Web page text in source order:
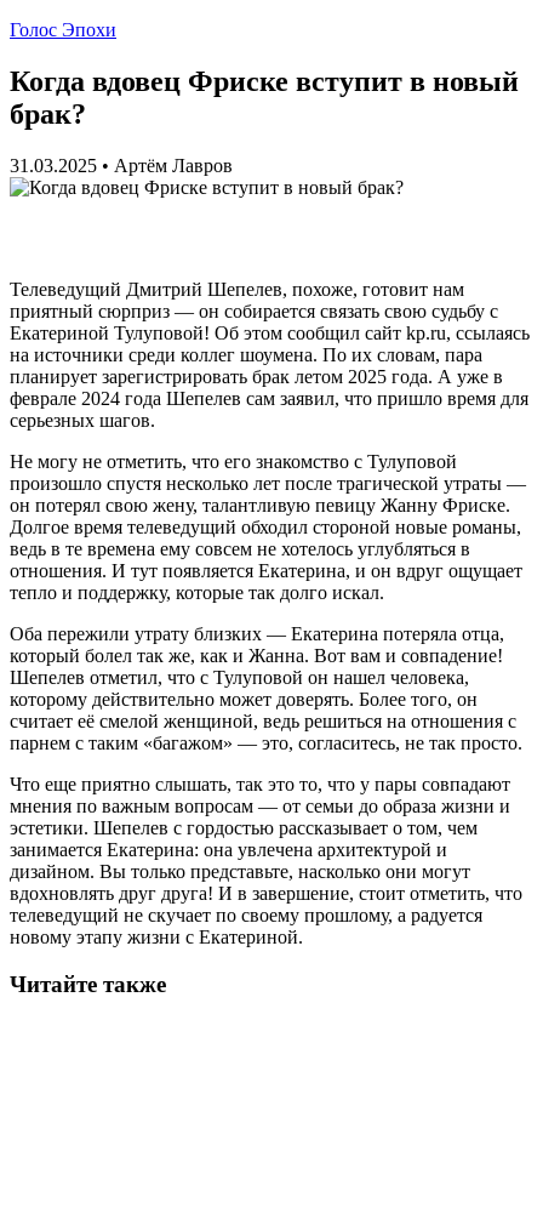
Голос Эпохи
Когда вдовец Фриске вступит в новый
брак?
31.03.2025 • Артём Лавров
Телеведущий Дмитрий Шепелев, похоже, готовит нам
приятный сюрприз — он собирается связать свою судьбу с
Екатериной Тулуповой! Об этом сообщил сайт kp.ru, ссылаясь
на источники среди коллег шоумена. По их словам, пара
планирует зарегистрировать брак летом 2025 года. А уже в
феврале 2024 года Шепелев сам заявил, что пришло время для
серьезных шагов.
Не могу не отметить, что его знакомство с Тулуповой
произошло спустя несколько лет после трагической утраты —
он потерял свою жену, талантливую певицу Жанну Фриске.
Долгое время телеведущий обходил стороной новые романы,
ведь в те времена ему совсем не хотелось углубляться в
отношения. И тут появляется Екатерина, и он вдруг ощущает
тепло и поддержку, которые так долго искал.
Оба пережили утрату близких — Екатерина потеряла отца,
который болел так же, как и Жанна. Вот вам и совпадение!
Шепелев отметил, что с Тулуповой он нашел человека,
которому действительно может доверять. Более того, он
считает её смелой женщиной, ведь решиться на отношения с
парнем с таким «багажом» — это, согласитесь, не так просто.
Что еще приятно слышать, так это то, что у пары совпадают
мнения по важным вопросам — от семьи до образа жизни и
эстетики. Шепелев с гордостью рассказывает о том, чем
занимается Екатерина: она увлечена архитектурой и
дизайном. Вы только представьте, насколько они могут
вдохновлять друг друга! И в завершение, стоит отметить, что
телеведущий не скучает по своему прошлому, а радуется
новому этапу жизни с Екатериной.
Читайте также